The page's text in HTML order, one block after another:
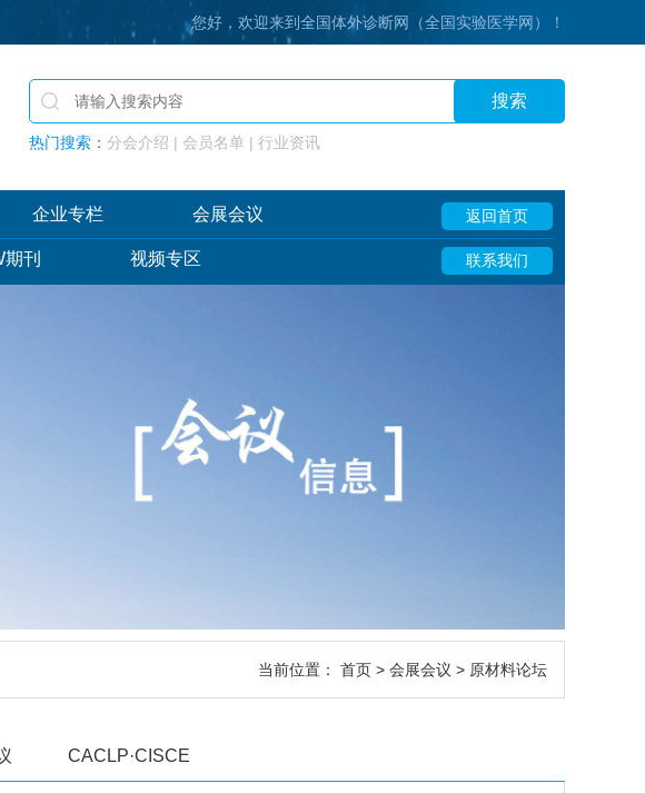
您好，欢迎来到全国体外诊断网（全国实验医学网）！
搜索
热门搜索： 分会介绍 | 会员名单 | 行业资讯
企业专栏 会展会议 返回首页
刊 视频专区 联系我们
当前位置： 首页 > 会展会议 > 原材料论坛
CACLP·CISCE